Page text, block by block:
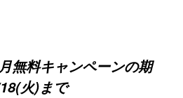
無料キャンペーンの期
火)まで